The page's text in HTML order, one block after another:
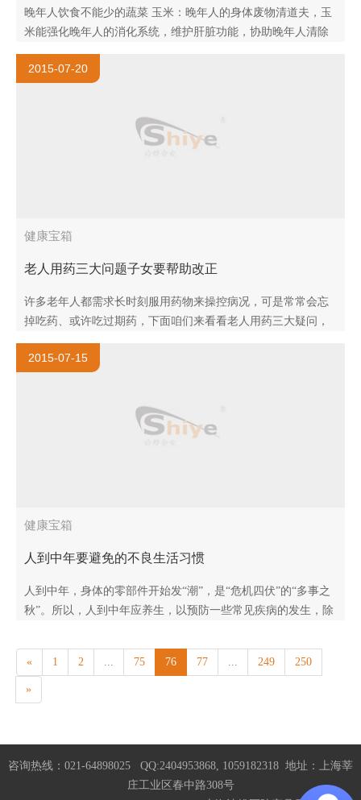
晚年人饮食不能少的蔬菜 玉米：晚年人的身体废物清道夫，玉
米能强化晚年人的消化系统，维护肝脏功能，协助晚年人清除
血液中的毒素。 黄豆：黄豆性味甘平，有健脾润燥，排脓解
毒、消肿止痛..
2015-07-20
健康宝箱
老人用药三大问题子女要帮助改正
许多老年人都需求长时刻服用药物来操控病况，可是常常会忘
掉吃药、或许吃过期药，下面咱们来看看老人用药三大疑问，
后代要帮助改正。 老一辈用药疑问1：新药旧药放一同吃到过
期药 一位独..
2015-07-15
健康宝箱
人到中年要避免的不良生活习惯
人到中年，身体的零部件开始发“潮”，是“危机四伏”的“多事之
秋”。所以，人到中年应养生，以预防一些常见疾病的发生，除
« 1 2 ... 75 76 77 ... 249 250
»
咨询热线：021-64898025 QQ:2404953868, 1059182318 地址：上海莘
庄工业区春中路308号